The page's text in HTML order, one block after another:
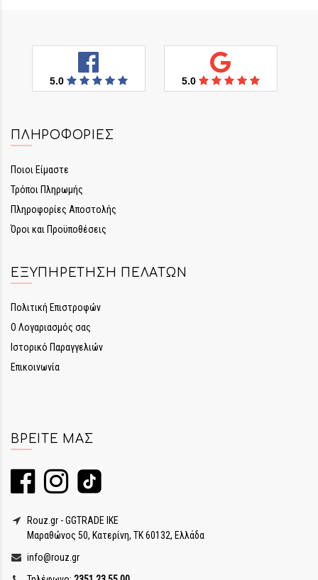
5.0 5.0
ΠΛΗΡΟΦΟΡΊΕΣ
Ποιοι Είμαστε
Τρόποι Πληρωμής
Πληροφορίες Αποστολής
Όροι και Προϋποθέσεις
ΕΞΥΠΗΡΈΤΗΣΗ ΠΕΛΑΤΏΝ
Πολιτική Επιστροφών
Ο Λογαριασμός σας
Ιστορικό Παραγγελιών
Επικοινωνία
ΒΡΕΊΤΕ ΜΑΣ
Rouz.gr - GGTRADE IKE
Μαραθώνος 50, Κατερίνη, ΤΚ 60132, Ελλάδα
info@rouz.gr